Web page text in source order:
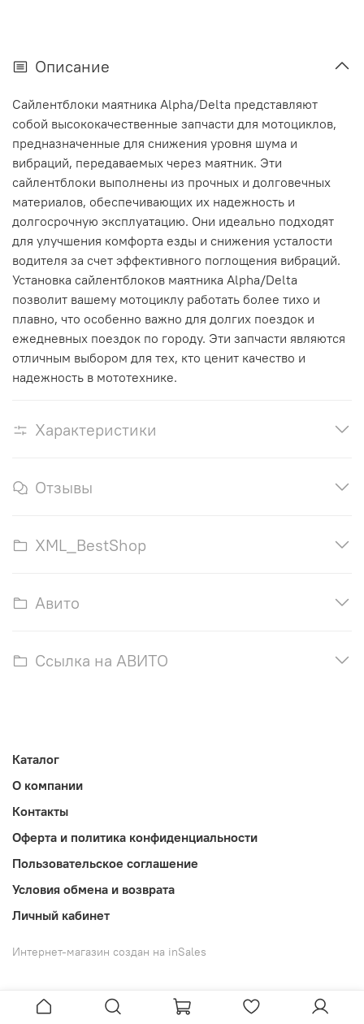
Описание
Сайлентблоки маятника Alpha/Delta представляют
собой высококачественные запчасти для мотоциклов,
предназначенные для снижения уровня шума и
вибраций, передаваемых через маятник. Эти
сайлентблоки выполнены из прочных и долговечных
материалов, обеспечивающих их надежность и
долгосрочную эксплуатацию. Они идеально подходят
для улучшения комфорта езды и снижения усталости
водителя за счет эффективного поглощения вибраций.
Установка сайлентблоков маятника Alpha/Delta
позволит вашему мотоциклу работать более тихо и
плавно, что особенно важно для долгих поездок и
ежедневных поездок по городу. Эти запчасти являются
отличным выбором для тех, кто ценит качество и
надежность в мототехнике.
Характеристики
Отзывы
XML_BestShop
Авито
Ссылка на АВИТО
Каталог
О компании
Контакты
Оферта и политика конфиденциальности
Пользовательское соглашение
Условия обмена и возврата
Личный кабинет
Интернет-магазин создан на inSales